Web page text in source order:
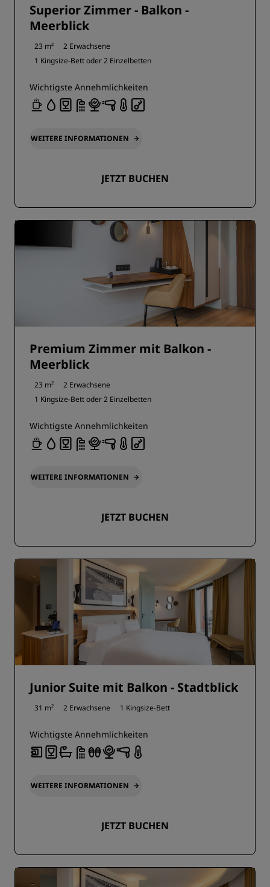
Superior Zimmer - Balkon -
Meerblick
23 m²
2 Erwachsene
1 Kingsize-Bett oder2 Einzelbetten
Wichtigste Annehmlichkeiten
WEITERE INFORMATIONEN
JETZT BUCHEN
Premium Zimmer mit Balkon -
Meerblick
23 m²
2 Erwachsene
1 Kingsize-Bett oder2 Einzelbetten
Wichtigste Annehmlichkeiten
WEITERE INFORMATIONEN
JETZT BUCHEN
Junior Suite mit Balkon - Stadtblick
31 m² 2 Erwachsene 1 Kingsize-Bett
Wichtigste Annehmlichkeiten
WEITERE INFORMATIONEN
JETZT BUCHEN